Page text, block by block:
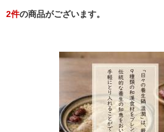
2件の商品がございます。